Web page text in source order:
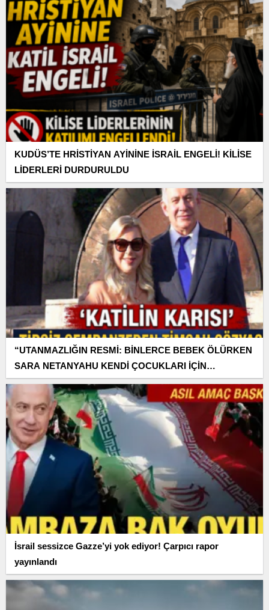
KUDÜS’TE HRİSTİYAN AYİNİNE İSRAİL ENGELİ! KİLİSE
LİDERLERİ DURDURULDU
“UTANMAZLIĞIN RESMİ: BİNLERCE BEBEK ÖLÜRKEN
SARA NETANYAHU KENDİ ÇOCUKLARI İÇİN
AĞLIYOR!”
İsrail sessizce Gazze’yi yok ediyor! Çarpıcı rapor
yayınlandı